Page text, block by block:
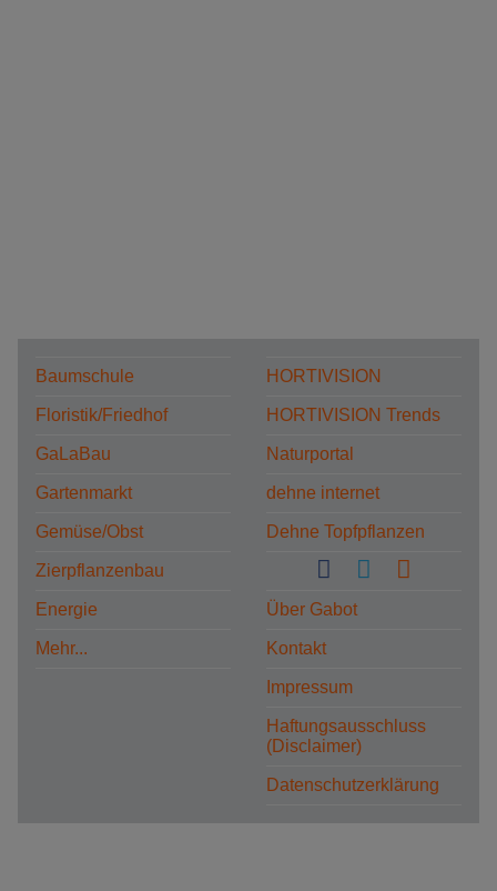
Baumschule
Floristik/Friedhof
GaLaBau
Gartenmarkt
Gemüse/Obst
Zierpflanzenbau
Energie
Mehr...
HORTIVISION
HORTIVISION Trends
Naturportal
dehne internet
Dehne Topfpflanzen
Über Gabot
Kontakt
Impressum
Haftungsausschluss
(Disclaimer)
Datenschutzerklärung